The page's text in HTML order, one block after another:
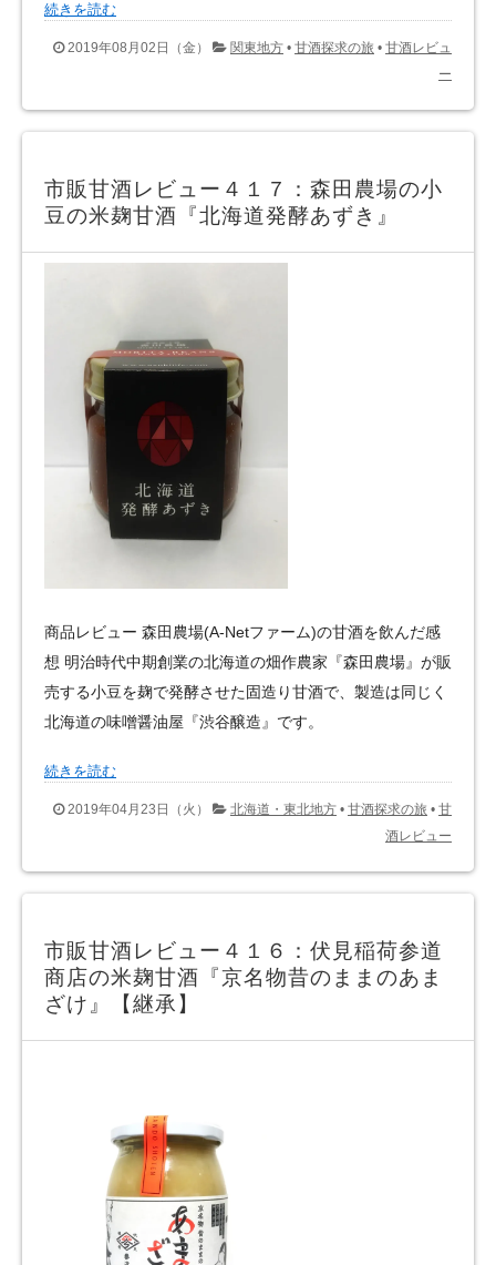
続きを読む
2019年08月02日（金） 関東地方 • 甘酒探求の旅 • 甘酒レビュ
ー
市販甘酒レビュー４１７：森田農場の小
豆の米麹甘酒『北海道発酵あずき』
商品レビュー 森田農場(A-Netファーム)の甘酒を飲んだ感
想 明治時代中期創業の北海道の畑作農家『森田農場』が販
売する小豆を麹で発酵させた固造り甘酒で、製造は同じく
北海道の味噌醤油屋『渋谷醸造』です。
続きを読む
2019年04月23日（火） 北海道・東北地方 • 甘酒探求の旅 • 甘
酒レビュー
市販甘酒レビュー４１６：伏見稲荷参道
商店の米麹甘酒『京名物昔のままのあま
ざけ』【継承】